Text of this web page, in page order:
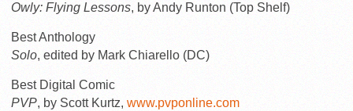
Owly: Flying Lessons, by Andy Runton (Top Shelf)
Best Anthology
Solo, edited by Mark Chiarello (DC)
Best Digital Comic
PVP, by Scott Kurtz, www.pvponline.com